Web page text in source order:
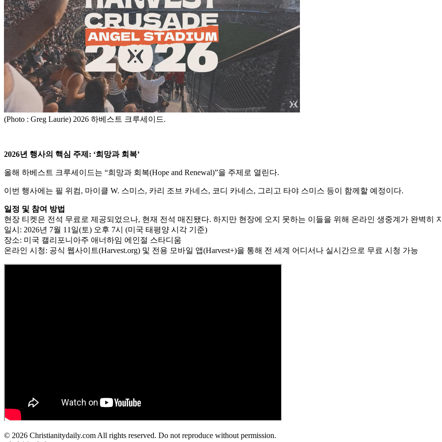
(Photo : Greg Laurie) 2026 하베스트 크루세이드.
2026년 행사의 핵심 주제: ‘희망과 회복’
올해 하베스트 크루세이드는 “희망과 회복(Hope and Renewal)”을 주제로 열린다.
이번 행사에는 필 위컴, 마이클 W. 스미스, 카리 조브 카네스, 코디 카네스, 그리고 타야 스미스 등이 함께할 예정이다.
일정 및 참여 방법
현장 티켓은 전석 무료로 제공되었으나, 현재 전석 매진됐다. 하지만 현장에 오지 못하는 이들을 위해 온라인 생중계가 완벽히
일시: 2026년 7월 11일(토) 오후 7시 (미국 태평양 시각 기준)
장소: 미국 캘리포니아주 애너하임 에인절 스타디움
온라인 시청: 공식 웹사이트(Harvest.org) 및 전용 모바일 앱(Harvest+)을 통해 전 세계 어디서나 실시간으로 무료 시청 가능
© 2026 Christianitydaily.com All rights reserved. Do not reproduce without permission.